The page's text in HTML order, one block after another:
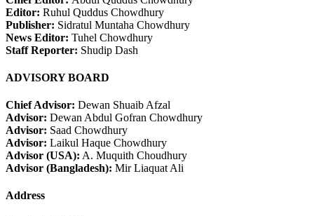
Editor: Ruhul Quddus Chowdhury
Publisher: Sidratul Muntaha Chowdhury
News Editor: Tuhel Chowdhury
Staff Reporter: Shudip Dash
ADVISORY BOARD
Chief Advisor: Dewan Shuaib Afzal
Advisor: Dewan Abdul Gofran Chowdhury
Advisor: Saad Chowdhury
Advisor: Laikul Haque Chowdhury
Advisor (USA): A. Muquith Choudhury
Advisor (Bangladesh): Mir Liaquat Ali
Address